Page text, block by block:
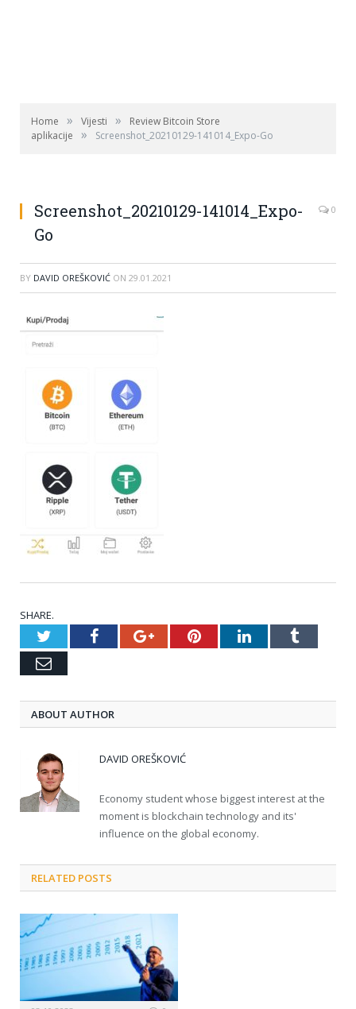
Home » Vijesti »
Review Bitcoin Store
aplikacije
» Screenshot_20210129-141014_Expo-Go
Screenshot_20210129-141014_Expo-
Go
0
BY DAVID OREŠKOVIĆ ON 29.01.2021
SHARE.
TwitterFacebookGoogle+PinterestLinkedInTumblr
Email
ABOUT AUTHOR
DAVID OREŠKOVIĆ
Economy student whose biggest interest at the
moment is blockchain technology and its'
influence on the global economy.
RELATED POSTS